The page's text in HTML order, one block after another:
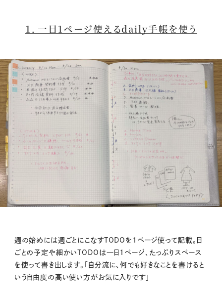
１．一日1ページ使えるdaily手帳を使う
週の始めには週ごとにこなすTODOを1ページ使って記載。日
ごとの予定や細かいTODOは一日1ページ、たっぷりスペース
を使って書き出します。「自分流に、何でも好きなことを書けると
いう自由度の高い使い方がお気に入りです」